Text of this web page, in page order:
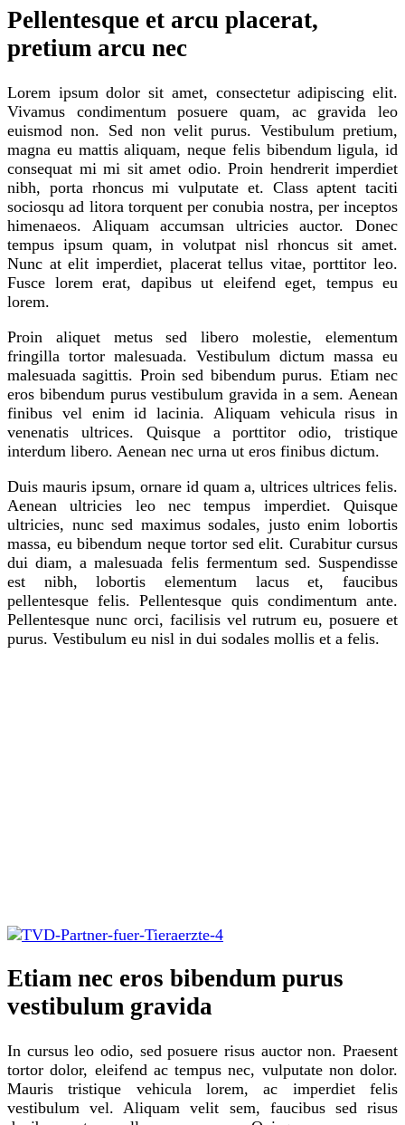
Pellentesque et arcu placerat,
pretium arcu nec
Lorem ipsum dolor sit amet, consectetur adipiscing elit.
Vivamus condimentum posuere quam, ac gravida leo
euismod non. Sed non velit purus. Vestibulum pretium,
magna eu mattis aliquam, neque felis bibendum ligula, id
consequat mi mi sit amet odio. Proin hendrerit imperdiet
nibh, porta rhoncus mi vulputate et. Class aptent taciti
sociosqu ad litora torquent per conubia nostra, per inceptos
himenaeos. Aliquam accumsan ultricies auctor. Donec
tempus ipsum quam, in volutpat nisl rhoncus sit amet.
Nunc at elit imperdiet, placerat tellus vitae, porttitor leo.
Fusce lorem erat, dapibus ut eleifend eget, tempus eu
lorem.
Proin aliquet metus sed libero molestie, elementum
fringilla tortor malesuada. Vestibulum dictum massa eu
malesuada sagittis. Proin sed bibendum purus. Etiam nec
eros bibendum purus vestibulum gravida in a sem. Aenean
finibus vel enim id lacinia. Aliquam vehicula risus in
venenatis ultrices. Quisque a porttitor odio, tristique
interdum libero. Aenean nec urna ut eros finibus dictum.
Duis mauris ipsum, ornare id quam a, ultrices ultrices felis.
Aenean ultricies leo nec tempus imperdiet. Quisque
ultricies, nunc sed maximus sodales, justo enim lobortis
massa, eu bibendum neque tortor sed elit. Curabitur cursus
dui diam, a malesuada felis fermentum sed. Suspendisse
est nibh, lobortis elementum lacus et, faucibus
pellentesque felis. Pellentesque quis condimentum ante.
Pellentesque nunc orci, facilisis vel rutrum eu, posuere et
purus. Vestibulum eu nisl in dui sodales mollis et a felis.
Etiam nec eros bibendum purus
vestibulum gravida
In cursus leo odio, sed posuere risus auctor non. Praesent
tortor dolor, eleifend ac tempus nec, vulputate non dolor.
Mauris tristique vehicula lorem, ac imperdiet felis
vestibulum vel. Aliquam velit sem, faucibus sed risus